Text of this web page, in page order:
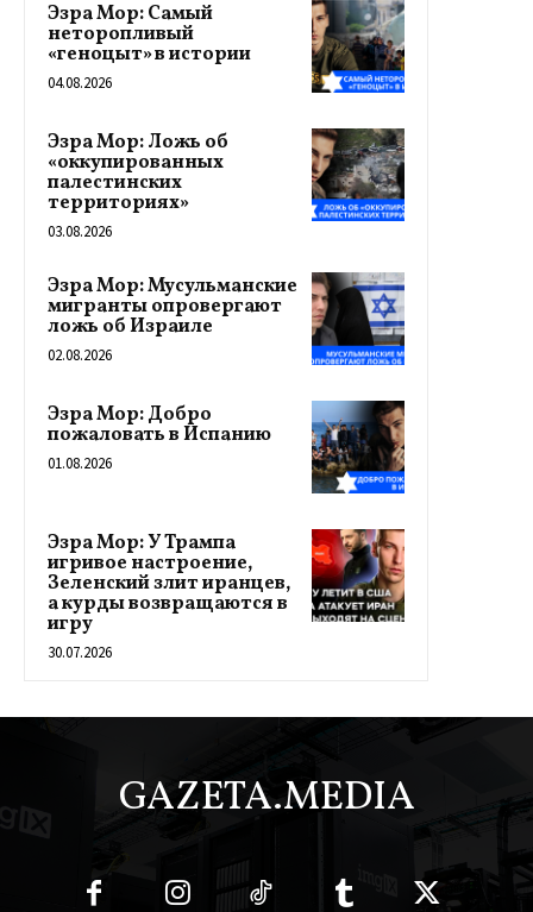
Эзра Мор: Самый
неторопливый
«геноцыт» в истории
04.08.2026
Эзра Мор: Ложь об
«оккупированных
палестинских
территориях»
03.08.2026
Эзра Мор: Мусульманские
мигранты опровергают
ложь об Израиле
02.08.2026
Эзра Мор: Добро
пожаловать в Испанию
01.08.2026
Эзра Мор: У Трампа
игривое настроение,
Зеленский злит иранцев,
а курды возвращаются в
игру
30.07.2026
GAZETA.MEDIA